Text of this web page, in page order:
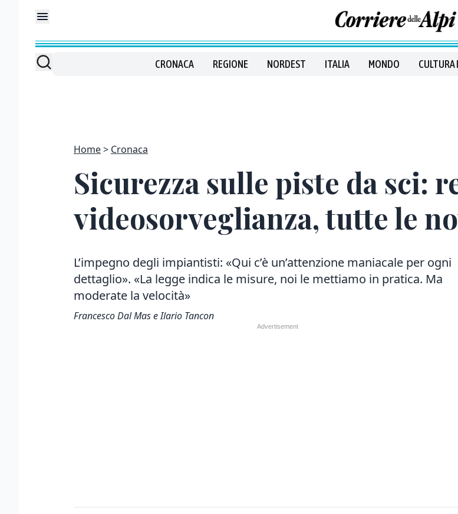
CRONACA REGIONE NORDEST ITALIA MONDO CULTURA
Home Cronaca
Sicurezza sulle piste da sci:
videosorveglianza, tutte le
L’impegno degli impiantisti: «Qui c’è un’attenzione maniacale per ogni
dettaglio». «La legge indica le misure, noi le mettiamo in pratica. Ma
moderate la velocità»
Francesco Dal Mas e Ilario Tancon